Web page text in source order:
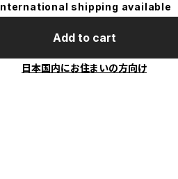
International shipping available
Add to cart
日本国内にお住まいの方向け